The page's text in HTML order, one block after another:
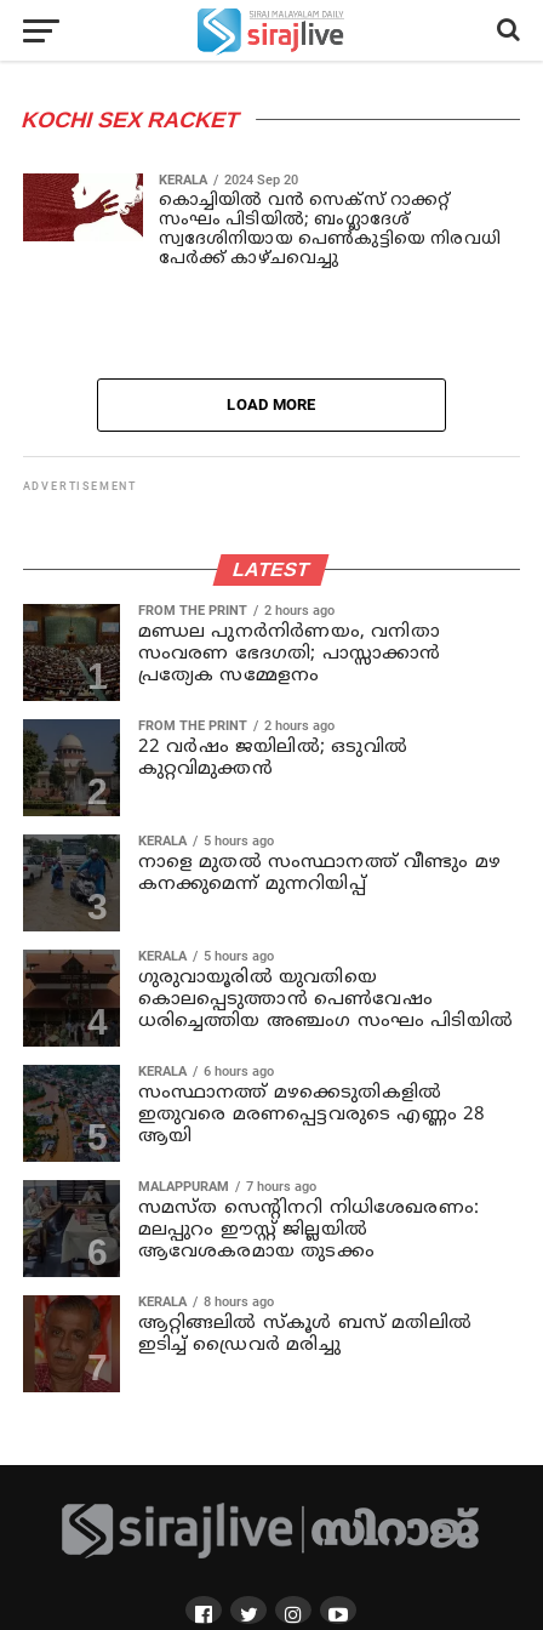
KOCHI SEX RACKET
KERALA 2024 Sep 20
കൊച്ചിയില്‍ വന്‍ സെക്‌സ് റാക്കറ്റ്
സംഘം പിടിയില്‍; ബംഗ്ലാദേശ്
സ്വദേശിനിയായ പെണ്‍കുട്ടിയെ നിരവധി
പേര്‍ക്ക് കാഴ്ചവെച്ചു
LOAD MORE
ADVERTISEMENT
LATEST
FROM THE PRINT 2 hours ago
മണ്ഡല പുനർനിർണയം, വനിതാ
സംവരണ ഭേദഗതി; പാസ്സാക്കാൻ
പ്രത്യേക സമ്മേളനം
FROM THE PRINT 2 hours ago
22 വർഷം ജയിലിൽ; ഒടുവിൽ
കുറ്റവിമുക്തൻ
KERALA 5 hours ago
നാളെ മുതല്‍ സംസ്ഥാനത്ത് വീണ്ടും മഴ
കനക്കുമെന്ന് മുന്നറിയിപ്പ്
KERALA 5 hours ago
ഗുരുവായൂരില്‍ യുവതിയെ
കൊലപ്പെടുത്താന്‍ പെണ്‍വേഷം
ധരിച്ചെത്തിയ അഞ്ചംഗ സംഘം പിടിയില്‍
KERALA 6 hours ago
സംസ്ഥാനത്ത് മഴക്കെടുതികളില്‍
ഇതുവരെ മരണപ്പെട്ടവരുടെ എണ്ണം 28
ആയി
MALAPPURAM 7 hours ago
സമസ്ത സെന്റിനറി നിധിശേഖരണം:
മലപ്പുറം ഈസ്റ്റ് ജില്ലയിൽ
ആവേശകരമായ തുടക്കം
KERALA 8 hours ago
ആറ്റിങ്ങലില്‍ സ്‌കൂള്‍ ബസ് മതിലില്‍
ഇടിച്ച് ഡ്രൈവര്‍ മരിച്ചു